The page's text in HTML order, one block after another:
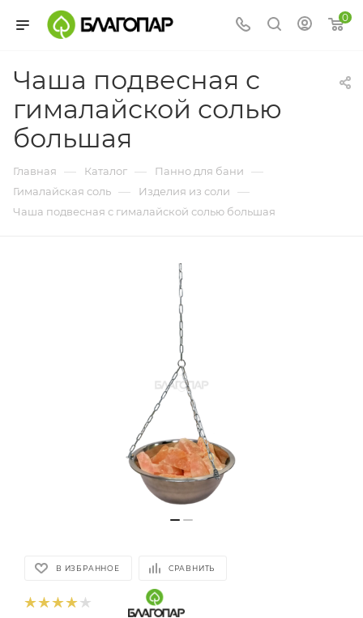
0
Чаша подвесная с
гималайской солью
большая
Главная — Каталог — Панно для бани —
Гималайская соль — Изделия из соли —
Чаша подвесная с гималайской солью большая
В ИЗБРАННОЕ СРАВНИТЬ